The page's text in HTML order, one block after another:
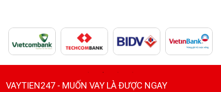
VAYTIEN247 - MUỐN VAY LÀ ĐƯỢC NGAY